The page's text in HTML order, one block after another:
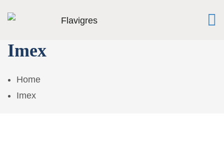
Imex
Home
Imex